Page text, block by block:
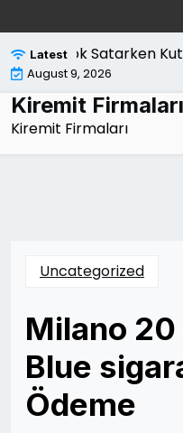
to
content
LatestSatarken Kutu
August 9, 2026
Kiremit Firmaları
Kiremit Firmaları
Uncategorized
Milano
Blue
Ödeme